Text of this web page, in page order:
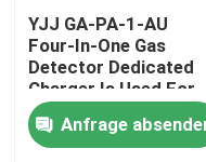
Werksbesichtigung
Qualitätskontrolle
Kontakt mit uns
YJJ GA-PA-1-AU
Four-In-One Gas
Detector Dedicated
Charger Is Used For
BW MicroClip XL
In-One Gas Detector
Anfrage